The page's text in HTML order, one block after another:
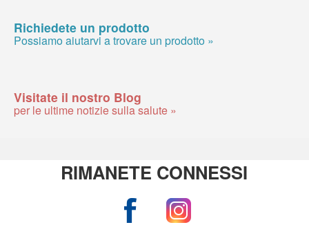
Richiedete un prodotto
Possiamo aiutarvi a trovare un prodotto »
Visitate il nostro Blog
per le ultime notizie sulla salute »
RIMANETE CONNESSI